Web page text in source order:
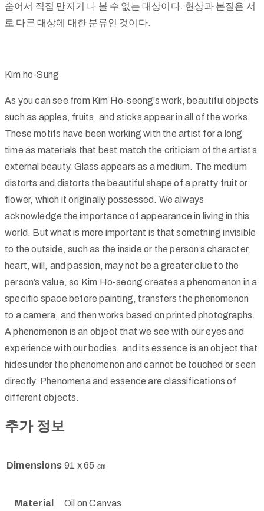
숨어서 직접 만지거 나 볼 수 없는 대상이다. 현상과 본질은 서
로 다른 대상에 대한 분류인 것이다.
Kim ho-Sung
As you can see from Kim Ho-seong’s work, beautiful objects
such as apples, fruits, and sticks appear in all of the works.
These motifs have been working with the artist for a long
time as materials that best match the criticism of the artist’s
external beauty. Glass appears as a medium. The medium
distorts and distorts the beautiful shape of a pretty fruit or
flower, which it originally possessed. We always
acknowledge the importance of appearance in living in this
world. But what is more important is that something invisible
to the outside, such as the inside or the person’s character,
heart, will, and passion, may not be a greater clue to the
person’s value, so Kim Ho-seong creates a phenomenon in a
specific space before painting, transfers the phenomenon
to a camera, and then works based on printed photographs.
A phenomenon is an object that we see with our eyes and
experience with our bodies, and its essence is an object that
hides under the phenomenon and cannot be touched or seen
directly. Phenomena and essence are classifications of
different objects.
추가 정보
Dimensions 91 x 65 ㎝
Material Oil on Canvas